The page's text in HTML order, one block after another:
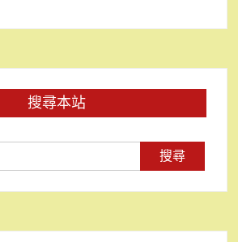
搜尋本站
尋
關